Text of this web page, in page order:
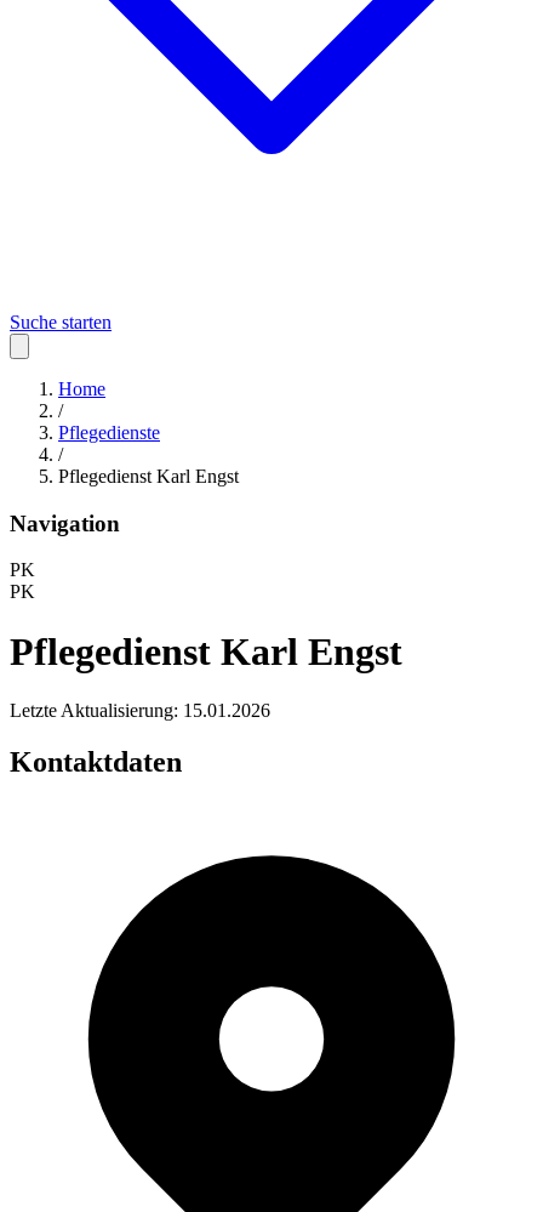
Suche starten
Home
/
Pflegedienste
/
Pflegedienst Karl Engst
Navigation
PK
PK
Pflegedienst Karl Engst
Letzte Aktualisierung: 15.01.2026
Kontaktdaten